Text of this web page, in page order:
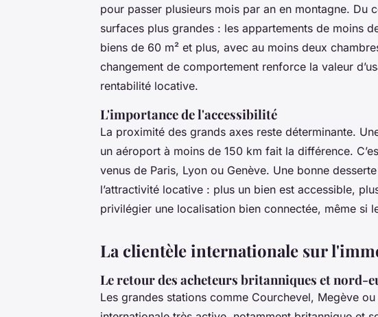
pour passer plusieurs mois par an en montagne. Du
surfaces plus grandes : les appartements de moins
biens de 60 m² et plus, avec au moins deux
changement de comportement renforce la valeur
rentabilité locative.
L'importance de l'accessibilité
La proximité des grands axes reste déterminante.
un aéroport à moins de 150 km fait la différence.
venus de Paris, Lyon ou Genève. Une bonne
l’attractivité locative : plus un bien est accessible,
privilégier une localisation bien connectée, même si
La clientèle internationale sur
Le retour des acheteurs britanniques et nord-
Les grandes stations comme Courchevel, Megève